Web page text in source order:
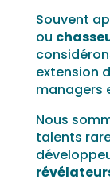
Souvent
ou
extension
managers
Nous
talents